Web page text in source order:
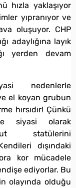
hızla yaklaşıyor
yıpranıyor ve
oluşuyor. CHP
adaylığına layık
yerden devam
nedenlerle
el koyan grubun
hırsıdır! Çünkü
siyasi olarak
statülerini
dışındaki
kor mücadele
ediyorlar. Bu
olayında olduğu